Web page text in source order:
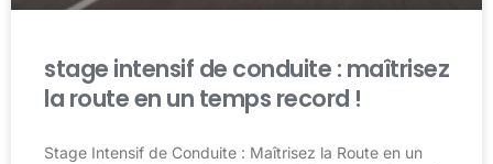
stage intensif de conduite : maîtrisez
la route en un temps record !
Stage Intensif de Conduite : Maîtrisez la Route en un